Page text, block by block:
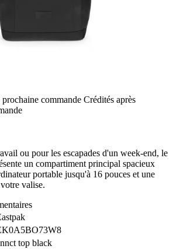
commande Crédités après
ou pour les escapades d'un week-end, le
un compartiment principal spacieux
portable jusqu'à 16 pouces et une
valise.
top black